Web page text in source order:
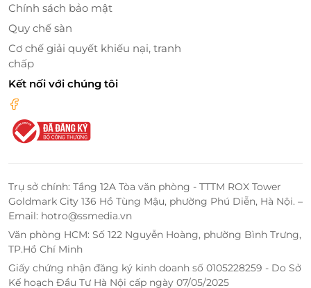
Spa & phòng xông hơi khô:
thư giãn sâu, giải tỏa căng thẳng, phục hồi năng
lượng sau ngày dài.
Hệ thống nhà hàng & quầy bar phong phú:
địa phương, tất cả đều được chế biến bởi các
Trung tâm hội nghị – sự kiện đẳng cấp:
gian rộng lớn, trang bị âm thanh – ánh sáng hiện
Chính sách bảo mật
Quy chế sàn
Cơ chế giải quyết khiếu nại, tranh
chấp
Kết nối với chúng tôi
Trụ sở chính: Tầng 12A Tòa văn phòng - TTTM ROX Tower
Goldmark City 136 Hồ Tùng Mậu, phường Phú Diễn, Hà Nội. –
Email: hotro@ssmedia.vn
Văn phòng HCM: Số 122 Nguyễn Hoàng, phường Bình Trưng,
TP.Hồ Chí Minh
Giấy chứng nhận đăng ký kinh doanh số 0105228259 - Do Sở
Kế hoạch Đầu Tư Hà Nội cấp ngày 07/05/2025